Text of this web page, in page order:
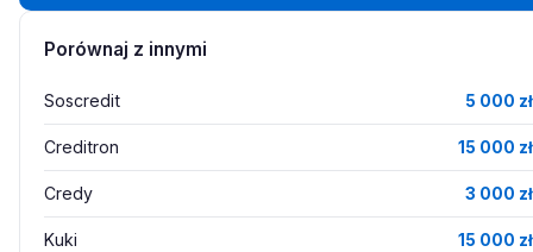
Porównaj z innymi
Soscredit 5 000 zł
Creditron 15 000 zł
Credy 3 000 zł
Kuki 15 000 zł